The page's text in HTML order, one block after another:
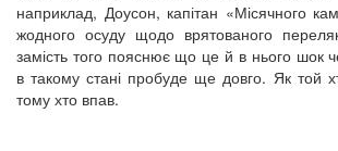
наприклад, Доусон, капітан «Місячного
жодного осуду щодо врятованого
замість того пояснює що це й в нього шок
в такому стані пробуде ще довго. Як той
тому хто впав.